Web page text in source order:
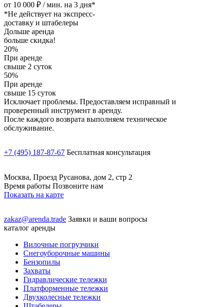
от 10 000 ₽ / мин. на 3 дня*
*Не действует на экспресс-
доставку и штабелеры
Дольше аренда
больше скидка!
20%
При аренде
свыше 2 суток
50%
При аренде
свыше 15 суток
Исключает проблемы. Предоставляем исправный и
проверенный инструмент в аренду.
После каждого возврата выполняем техническое
обслуживание.
+7 (495) 187-87-67 Бесплатная консультация
Москва, Проезд Русанова, дом 2, стр 2
Время работы Позвоните нам
Показать на карте
zakaz@arenda.trade Заявки и ваши вопросы
каталог аренды
Вилочные погрузчики
Снегоуборочные машины
Бензопилы
Захваты
Гидравлические тележки
Платформенные тележки
Двухколесные тележки